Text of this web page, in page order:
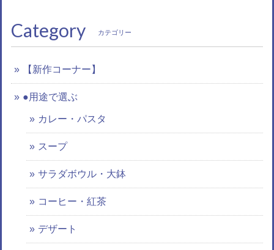
Category カテゴリー
【新作コーナー】
●用途で選ぶ
カレー・パスタ
スープ
サラダボウル・大鉢
コーヒー・紅茶
デザート